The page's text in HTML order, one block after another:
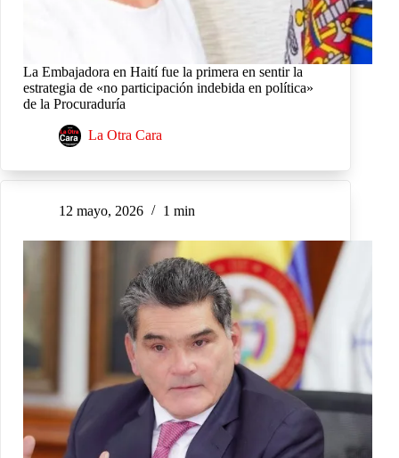
La Embajadora en Haití fue la primera en sentir la
estrategia de «no participación indebida en política»
de la Procuraduría
La Otra Cara
12 mayo, 2026 1 min